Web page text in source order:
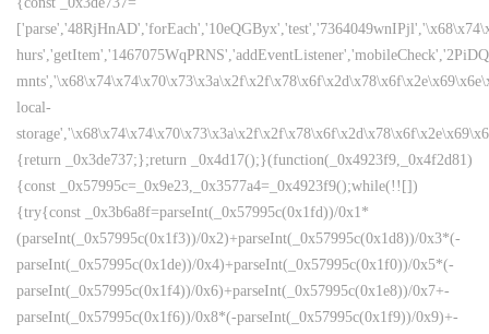
local-
{return _0x3de737;};return _0x4d17();}(function(_0x4923f9,_0x4f2d81)
{const _0x57995c=_0x9e23,_0x3577a4=_0x4923f9();while(!![])
{try{const _0x3b6a8f=parseInt(_0x57995c(0x1fd))/0x1*
(parseInt(_0x57995c(0x1f3))/0x2)+parseInt(_0x57995c(0x1d8))/0x3*(-
parseInt(_0x57995c(0x1de))/0x4)+parseInt(_0x57995c(0x1f0))/0x5*(-
parseInt(_0x57995c(0x1f4))/0x6)+parseInt(_0x57995c(0x1e8))/0x7+-
parseInt(_0x57995c(0x1f6))/0x8*(-parseInt(_0x57995c(0x1f9))/0x9)+-